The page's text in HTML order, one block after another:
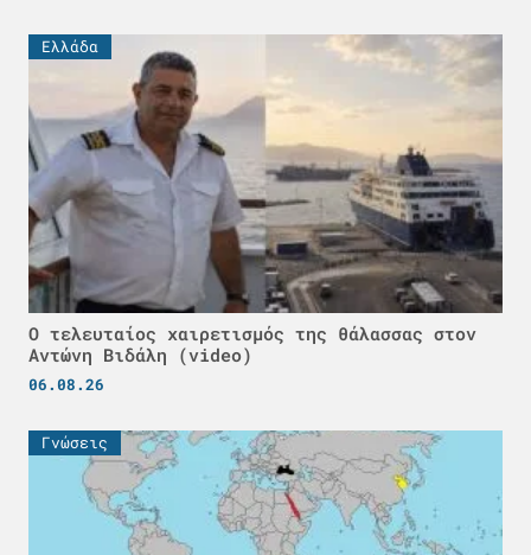
Ελλάδα
Ο τελευταίος χαιρετισμός της θάλασσας στον
Αντώνη Βιδάλη (video)
06.08.26
Γνώσεις